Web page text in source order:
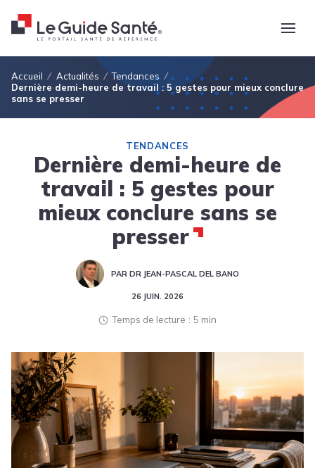
Fil d'Ariane
Accueil Actualités
Tendances
Dernière demi-heure de travail : 5 gestes pour mieux conclure
sans se presser
TENDANCES
Dernière demi-heure de
travail : 5 gestes pour
mieux conclure sans se
presser
PAR DR JEAN-PASCAL DEL BANO
26 JUIN. 2026
Temps de lecture 5 min